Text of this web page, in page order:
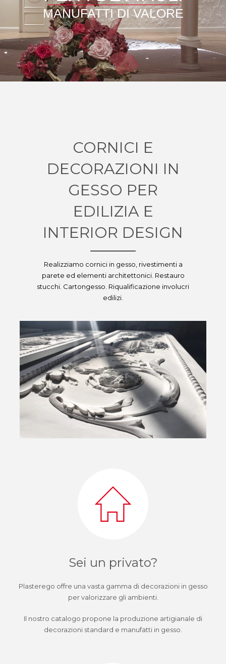
MANUFATTI DI VALORE
CORNICI E
DECORAZIONI IN
GESSO PER
EDILIZIA E
INTERIOR DESIGN
Realizziamo cornici in gesso, rivestimenti a
parete ed elementi architettonici. Restauro
stucchi. Cartongesso. Riqualificazione involucri
edilizi.
Sei un privato?
Plasterego offre una vasta gamma di decorazioni in gesso
per valorizzare gli ambienti.
Il nostro catalogo propone la produzione artigianale di
decorazioni standard e manufatti in gesso.